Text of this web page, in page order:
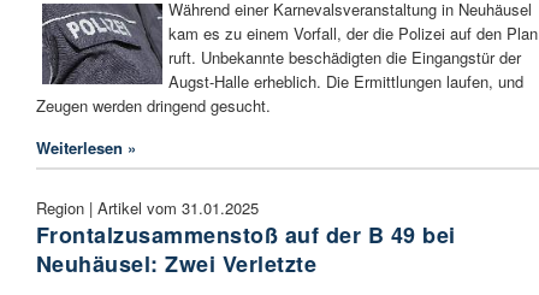
Während einer Karnevalsveranstaltung in Neuhäusel
kam es zu einem Vorfall, der die Polizei auf den Plan
ruft. Unbekannte beschädigten die Eingangstür der
Augst-Halle erheblich. Die Ermittlungen laufen, und
Zeugen werden dringend gesucht.
Weiterlesen »
Region | Artikel vom 31.01.2025
Frontalzusammenstoß auf der B 49 bei
Neuhäusel: Zwei Verletzte